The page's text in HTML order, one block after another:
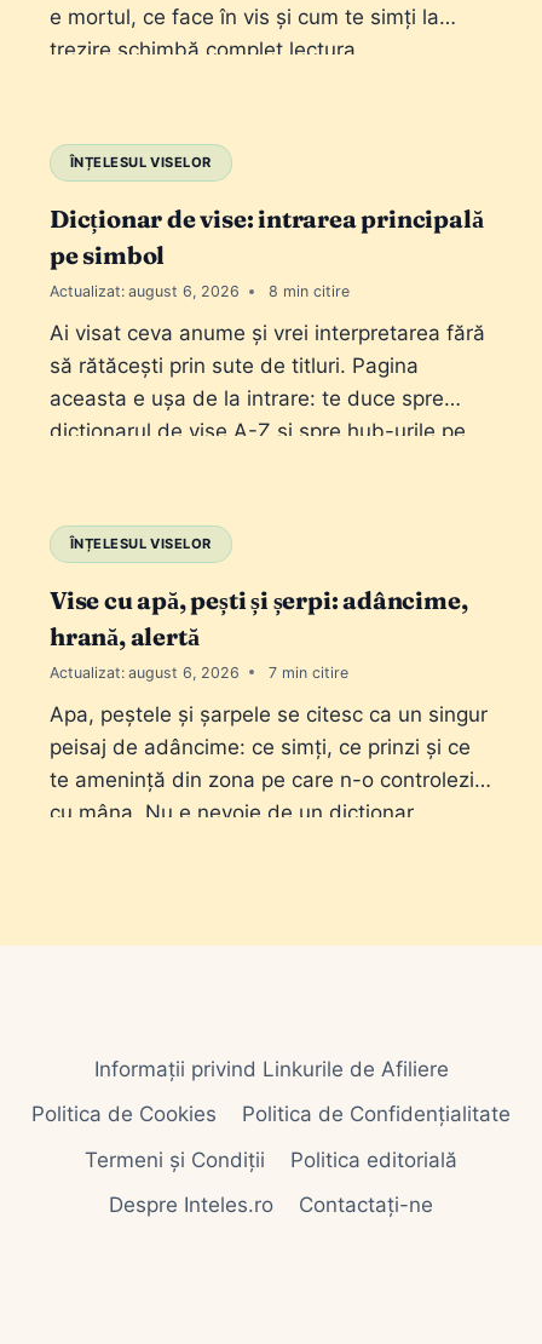
e mortul, ce face în vis și cum te simți la
trezire schimbă complet lectura.
ÎNȚELESUL VISELOR
Dicționar de vise: intrarea principală
pe simbol
Actualizat: august 6, 2026 8
Ai visat ceva anume și vrei interpretarea fără
să rătăcești prin sute de titluri. Pagina
aceasta e ușa de la intrare: te duce spre
dicționarul de vise A-Z și spre hub-urile pe
simbolul, dar nu știi…
ÎNȚELESUL VISELOR
Vise cu apă, pești și șerpi: adâncime,
hrană, alertă
Actualizat: august 6, 2026 7
Apa, peștele și șarpele se citesc ca un singur
peisaj de adâncime: ce simți, ce prinzi și ce
te amenință din zona pe care n-o controlezi
cu mâna. Nu e nevoie de un dicționar
Informații privind Linkurile de Afiliere
Politica de Cookies
Politica de Confidențialitate
Termeni și Condiții
Politica editorială
Despre Inteles.ro
Contactați-ne